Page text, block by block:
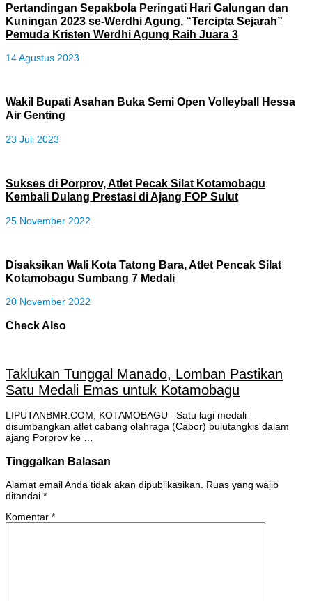
Pertandingan Sepakbola Peringati Hari Galungan dan
Kuningan 2023 se-Werdhi Agung, “Tercipta Sejarah”
Pemuda Kristen Werdhi Agung Raih Juara 3
14 Agustus 2023
Wakil Bupati Asahan Buka Semi Open Volleyball Hessa
Air Genting
23 Juli 2023
Sukses di Porprov, Atlet Pecak Silat Kotamobagu
Kembali Dulang Prestasi di Ajang FOP Sulut
25 November 2022
Disaksikan Wali Kota Tatong Bara, Atlet Pencak Silat
Kotamobagu Sumbang 7 Medali
20 November 2022
Check Also
Taklukan Tunggal Manado, Lomban Pastikan
Satu Medali Emas untuk Kotamobagu
LIPUTANBMR.COM, KOTAMOBAGU– Satu lagi medali
disumbangkan atlet cabang olahraga (Cabor) bulutangkis dalam
ajang Porprov ke …
Tinggalkan Balasan
Alamat email Anda tidak akan dipublikasikan.
Ruas yang wajib
ditandai *
Komentar *